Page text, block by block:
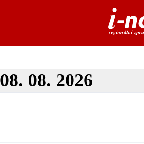
08. 08. 2026